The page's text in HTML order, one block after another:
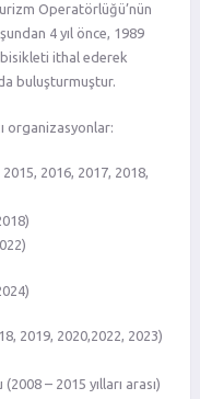
Operatörlüğü’nün
4 yıl önce, 1989
bisikleti ithal ederek
buluşturmuştur.
organizasyonlar:
2016, 2017, 2018,
2019, 2020,2022, 2023)
– 2015 yılları arası)